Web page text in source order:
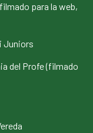
para la web,
Juniors
del Profe (filmado